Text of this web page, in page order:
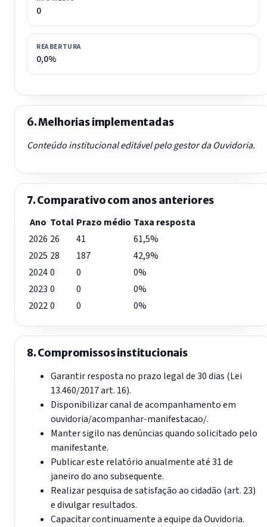
0
REABERTURA
0,0%
6. Melhorias implementadas
Conteúdo institucional editável pelo gestor da Ouvidoria.
7. Comparativo com anos anteriores
Ano Total Prazo médio Taxa resposta
2026 26 41
61,5%
2025 28 187
42,9%
20240 0
0%
2023 0 0
0%
20220 0 0%
8. Compromissos institucionais
Garantir resposta no prazo legal de 30 dias (Lei
13.460/2017 art. 16).
Disponibilizar canal de acompanhamento em
ouvidoria/acompanhar-manifestacao/.
Manter sigilo nas denúncias quando solicitado pelo
manifestante.
Publicar este relatório anualmente até 31 de
janeiro do ano subsequente.
Realizar pesquisa de satisfação ao cidadão (art. 23)
e divulgar resultados.
Capacitar continuamente a equipe da Ouvidoria.